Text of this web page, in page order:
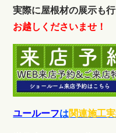
実際に屋根材の展示も
お越しくださいませ！
ユールーフは関連施工